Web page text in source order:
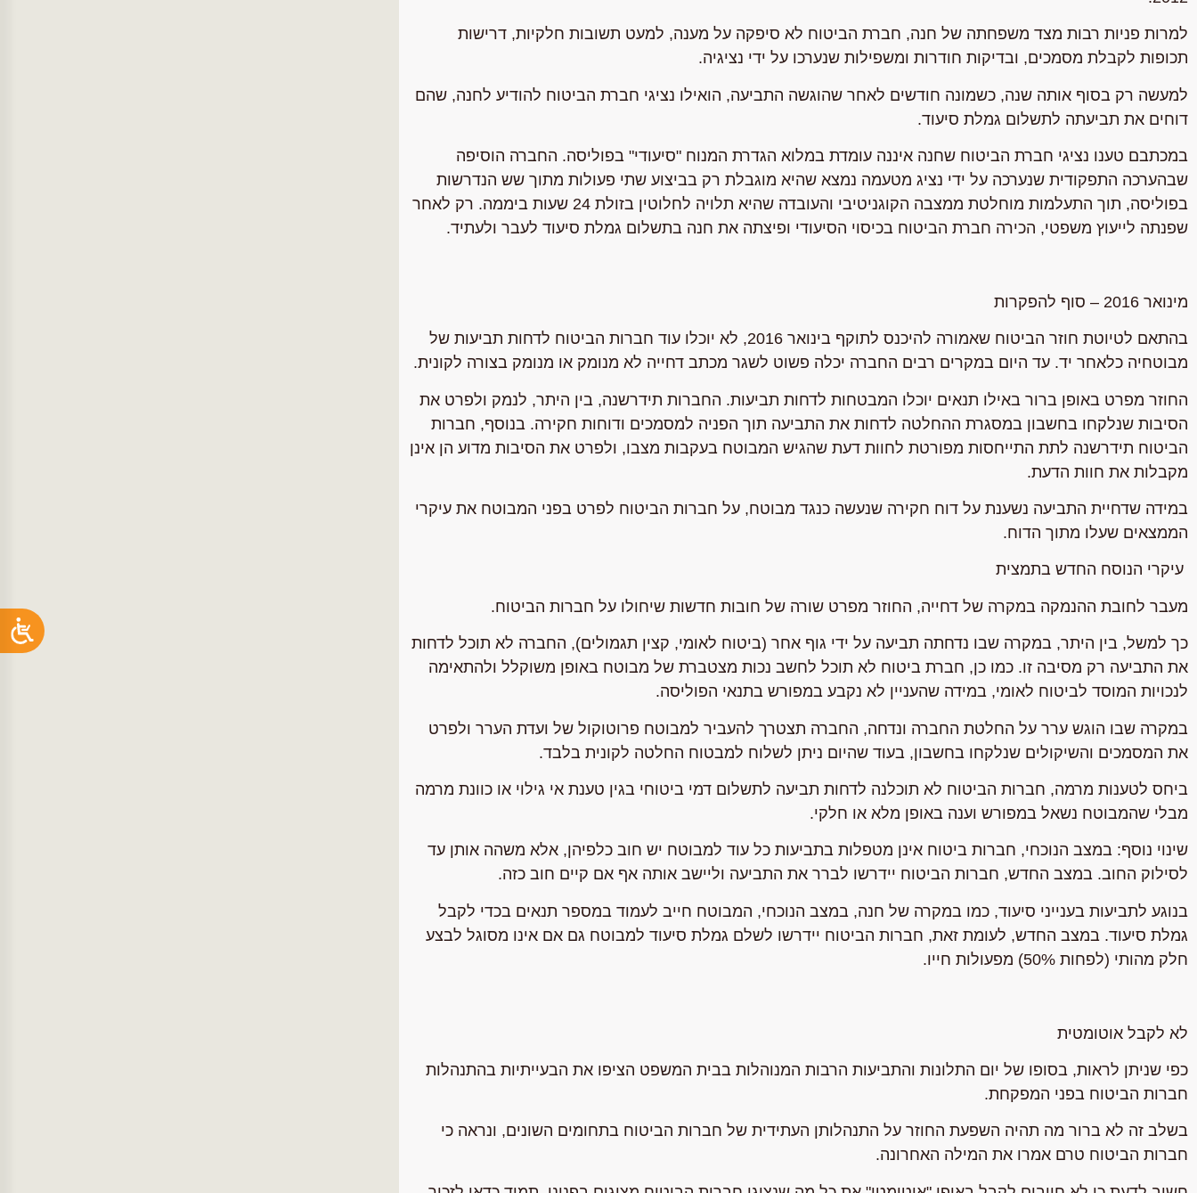
למרות פניות רבות מצד משפחתה של חנה, חברת הביטוח לא סיפקה על מענה, למעט תשובות חלקיות, דרישות
תכופות לקבלת מסמכים, ובדיקות חודרות ומשפילות שנערכו על ידי נציגיה.
למעשה רק בסוף אותה שנה, כשמונה חודשים לאחר שהוגשה התביעה, הואילו נציגי חברת הביטוח להודיע לחנה, שהם
דוחים את תביעתה לתשלום גמלת סיעוד.
במכתבם טענו נציגי חברת הביטוח שחנה איננה עומדת במלוא הגדרת המנוח "סיעודי" בפוליסה. החברה הוסיפה
שבהערכה התפקודית שנערכה על ידי נציג מטעמה נמצא שהיא מוגבלת רק בביצוע שתי פעולות מתוך שש הנדרשות
בפוליסה, תוך התעלמות מוחלטת ממצבה הקוגניטיבי והעובדה שהיא תלויה לחלוטין בזולת 24 שעות ביממה. רק לאחר
שפנתה לייעוץ משפטי, הכירה חברת הביטוח בכיסוי הסיעודי ופיצתה את חנה בתשלום גמלת סיעוד לעבר ולעתיד.
מינואר 2016 – סוף להפקרות
בהתאם לטיוטת חוזר הביטוח שאמורה להיכנס לתוקף בינואר 2016, לא יוכלו עוד חברות הביטוח לדחות תביעות של
מבוטחיה כלאחר יד. עד היום במקרים רבים החברה יכלה פשוט לשגר מכתב דחייה לא מנומק או מנומק בצורה לקונית.
החוזר מפרט באופן ברור באילו תנאים יוכלו המבטחות לדחות תביעות. החברות תידרשנה, בין היתר, לנמק ולפרט את
הסיבות שנלקחו בחשבון במסגרת ההחלטה לדחות את התביעה תוך הפניה למסמכים ודוחות חקירה. בנוסף, חברות
הביטוח תידרשנה לתת התייחסות מפורטת לחוות דעת שהגיש המבוטח בעקבות מצבו, ולפרט את הסיבות מדוע הן אינן
מקבלות את חוות הדעת.
במידה שדחיית התביעה נשענת על דוח חקירה שנעשה כנגד מבוטח, על חברות הביטוח לפרט בפני המבוטח את עיקרי
הממצאים שעלו מתוך הדוח.
עיקרי הנוסח החדש בתמצית
מעבר לחובת ההנמקה במקרה של דחייה, החוזר מפרט שורה של חובות חדשות שיחולו על חברות הביטוח.
כך למשל, בין היתר, במקרה שבו נדחתה תביעה על ידי גוף אחר (ביטוח לאומי, קצין תגמולים), החברה לא תוכל לדחות
את התביעה רק מסיבה זו. כמו כן, חברת ביטוח לא תוכל לחשב נכות מצטברת של מבוטח באופן משוקלל ולהתאימה
לנכויות המוסד לביטוח לאומי, במידה שהעניין לא נקבע במפורש בתנאי הפוליסה.
במקרה שבו הוגש ערר על החלטת החברה ונדחה, החברה תצטרך להעביר למבוטח פרוטוקול של ועדת הערר ולפרט
את המסמכים והשיקולים שנלקחו בחשבון, בעוד שהיום ניתן לשלוח למבטוח החלטה לקונית בלבד.
ביחס לטענות מרמה, חברות הביטוח לא תוכלנה לדחות תביעה לתשלום דמי ביטוחי בגין טענת אי גילוי או כוונת מרמה
מבלי שהמבוטח נשאל במפורש וענה באופן מלא או חלקי.
שינוי נוסף: במצב הנוכחי, חברות ביטוח אינן מטפלות בתביעות כל עוד למבוטח יש חוב כלפיהן, אלא משהה אותן עד
לסילוק החוב. במצב החדש, חברות הביטוח יידרשו לברר את התביעה וליישב אותה אף אם קיים חוב כזה.
בנוגע לתביעות בענייני סיעוד, כמו במקרה של חנה, במצב הנוכחי, המבוטח חייב לעמוד במספר תנאים בכדי לקבל
גמלת סיעוד. במצב החדש, לעומת זאת, חברות הביטוח יידרשו לשלם גמלת סיעוד למבוטח גם אם אינו מסוגל לבצע
חלק מהותי (לפחות 50%) מפעולות חייו.
לא לקבל אוטומטית
כפי שניתן לראות, בסופו של יום התלונות והתביעות הרבות המנוהלות בבית המשפט הציפו את הבעייתיות בהתנהלות
חברות הביטוח בפני המפקחת.
בשלב זה לא ברור מה תהיה השפעת החוזר על התנהלותן העתידית של חברות הביטוח בתחומים השונים, ונראה כי
חברות הביטוח טרם אמרו את המילה האחרונה.